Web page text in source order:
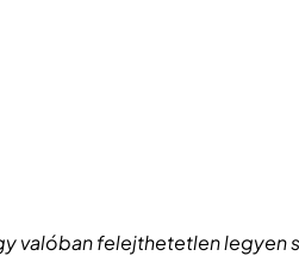
valóban felejthetetlen